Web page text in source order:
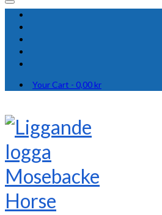
Your Cart - 0,00kr